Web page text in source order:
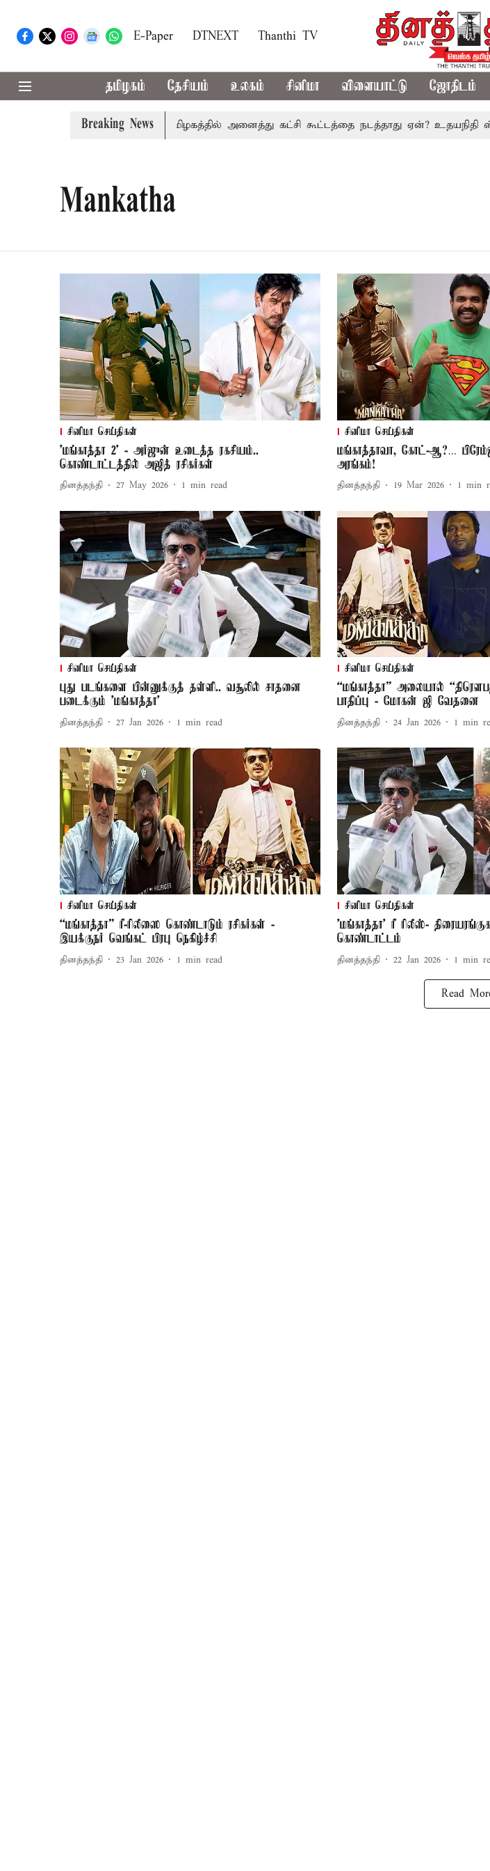
E-Paper DTNEXT Thanthi TV
தமிழகம் தேசியம் உலகம் சினிமா விளையாட்டு ஜோதிடம்
Breaking News
காவிரி விவகாரம்: தமிழகத்தில் அனைத்து கட்சி கூட்டத்தை நடத்தாது ஏன்? உதயநிதி
Mankatha
சினிமா செய்திகள்
’மங்காத்தா 2’ - அர்ஜுன் உடைத்த ரகசியம்..
கொண்டாட்டத்தில் அஜித் ரசிகர்கள்
தினத்தந்தி 27 May 2026 1 min read
சினிமா செய்திகள்
மங்காத்தாவா, கோட்-ஆ?…
அரங்கம்!
தினத்தந்தி 19 Mar 2026 1 min
சினிமா செய்திகள்
புது படங்களை பின்னுக்குத் தள்ளி.. வசூலில் சாதனை
படைக்கும் 'மங்காத்தா'
தினத்தந்தி 27 Jan 2026 1 min read
சினிமா செய்திகள்
“மங்காத்தா” அலையால்
பாதிப்பு - மோகன் ஜி வேதனை
தினத்தந்தி 24 Jan 2026 1 min
சினிமா செய்திகள்
“மங்காத்தா” ரீ-ரிலீஸை கொண்டாடும் ரசிகர்கள் -
இயக்குநர் வெங்கட் பிரபு நெகிழ்ச்சி
தினத்தந்தி 23 Jan 2026 1 min read
சினிமா செய்திகள்
'மங்காத்தா' ரீ ரிலீஸ்-
கொண்டாட்டம்
தினத்தந்தி 22 Jan 2026 1 min
Read